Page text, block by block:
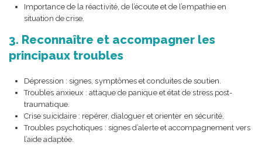
Importance de la réactivité, de l’écoute et de l’empathie en
situation de crise.
3. Reconnaître et accompagner les
principaux troubles
Dépression : signes, symptômes et conduites de soutien.
Troubles anxieux : attaque de panique et état de stress post-
traumatique.
Crise suicidaire : repérer, dialoguer et orienter en sécurité.
Troubles psychotiques : signes d’alerte et accompagnement vers
l’aide adaptée.